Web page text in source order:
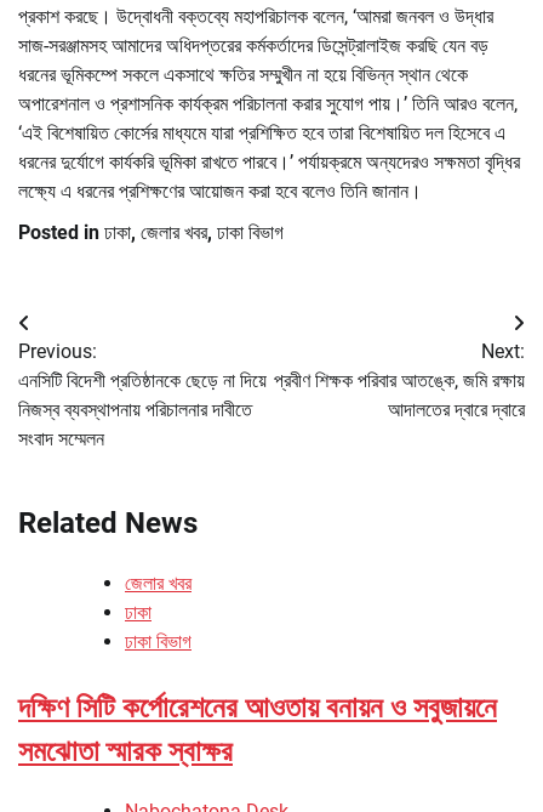
প্রকাশ করছে। উদ্বোধনী বক্তব্যে মহাপরিচালক বলেন, ‘আমরা জনবল ও উদ্ধার
সাজ-সরঞ্জামসহ আমাদের অধিদপ্তরের কর্মকর্তাদের ডিসেন্ট্রালাইজ করছি যেন বড়
ধরনের ভূমিকম্পে সকলে একসাথে ক্ষতির সম্মুখীন না হয়ে বিভিন্ন স্থান থেকে
অপারেশনাল ও প্রশাসনিক কার্যক্রম পরিচালনা করার সুযোগ পায়।’ তিনি আরও বলেন,
‘এই বিশেষায়িত কোর্সের মাধ্যমে যারা প্রশিক্ষিত হবে তারা বিশেষায়িত দল হিসেবে এ
ধরনের দুর্যোগে কার্যকরি ভূমিকা রাখতে পারবে।’ পর্যায়ক্রমে অন্যদেরও সক্ষমতা বৃদ্ধির
লক্ষ্যে এ ধরনের প্রশিক্ষণের আয়োজন করা হবে বলেও তিনি জানান।
Posted in ঢাকা, জেলার খবর, ঢাকা বিভাগ
Post
navigation
Previous:
এনসিটি বিদেশী প্রতিষ্ঠানকে ছেড়ে না দিয়ে
নিজস্ব ব্যবস্থাপনায় পরিচালনার দাবীতে
সংবাদ সম্মেলন
Next:
প্রবীণ শিক্ষক পরিবার আতঙ্কে, জমি রক্ষায়
আদালতের দ্বারে দ্বারে
Related News
জেলার খবর
ঢাকা
ঢাকা বিভাগ
দক্ষিণ সিটি কর্পোরেশনের আওতায় বনায়ন ও সবুজায়নে
সমঝোতা স্মারক স্বাক্ষর